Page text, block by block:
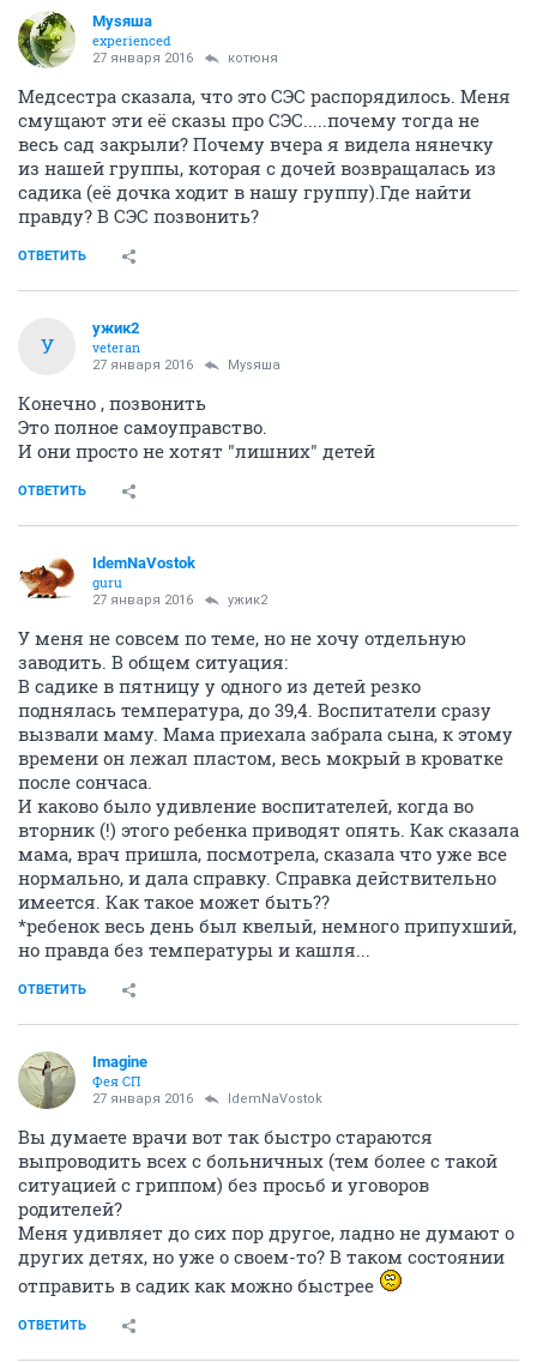
Муsяша
experienced
27 января 2016 котюня
Медсестра сказала, что это СЭС распорядилось. Меня
смущают эти её сказы про СЭС.....почему тогда не
весь сад закрыли? Почему вчера я видела нянечку
из нашей группы, которая с дочей возвращалась из
садика (её дочка ходит в нашу группу).Где найти
правду? В СЭС позвонить?
ОТВЕТИТЬ
У
ужик2
veteran
27 января 2016 Муsяша
Конечно , позвонить
Это полное самоуправство.
И они просто не хотят "лишних" детей
ОТВЕТИТЬ
IdemNaVostok
guru
27 января 2016 ужик2
У меня не совсем по теме, но не хочу отдельную
заводить. В общем ситуация:
В садике в пятницу у одного из детей резко
поднялась температура, до 39,4. Воспитатели сразу
вызвали маму. Мама приехала забрала сына, к этому
времени он лежал пластом, весь мокрый в кроватке
после сончаса.
И каково было удивление воспитателей, когда во
вторник (!) этого ребенка приводят опять. Как сказала
мама, врач пришла, посмотрела, сказала что уже все
нормально, и дала справку. Справка действительно
имеется. Как такое может быть??
*ребенок весь день был квелый, немного припухший,
но правда без температуры и кашля...
ОТВЕТИТЬ
Imagine
Фея СП
27 января 2016 IdemNaVostok
Вы думаете врачи вот так быстро стараются
выпроводить всех с больничных (тем более с такой
ситуацией с гриппом) без просьб и уговоров
родителей?
Меня удивляет до сих пор другое, ладно не думают о
других детях, но уже о своем-то? В таком состоянии
отправить в садик как можно быстрее
ОТВЕТИТЬ